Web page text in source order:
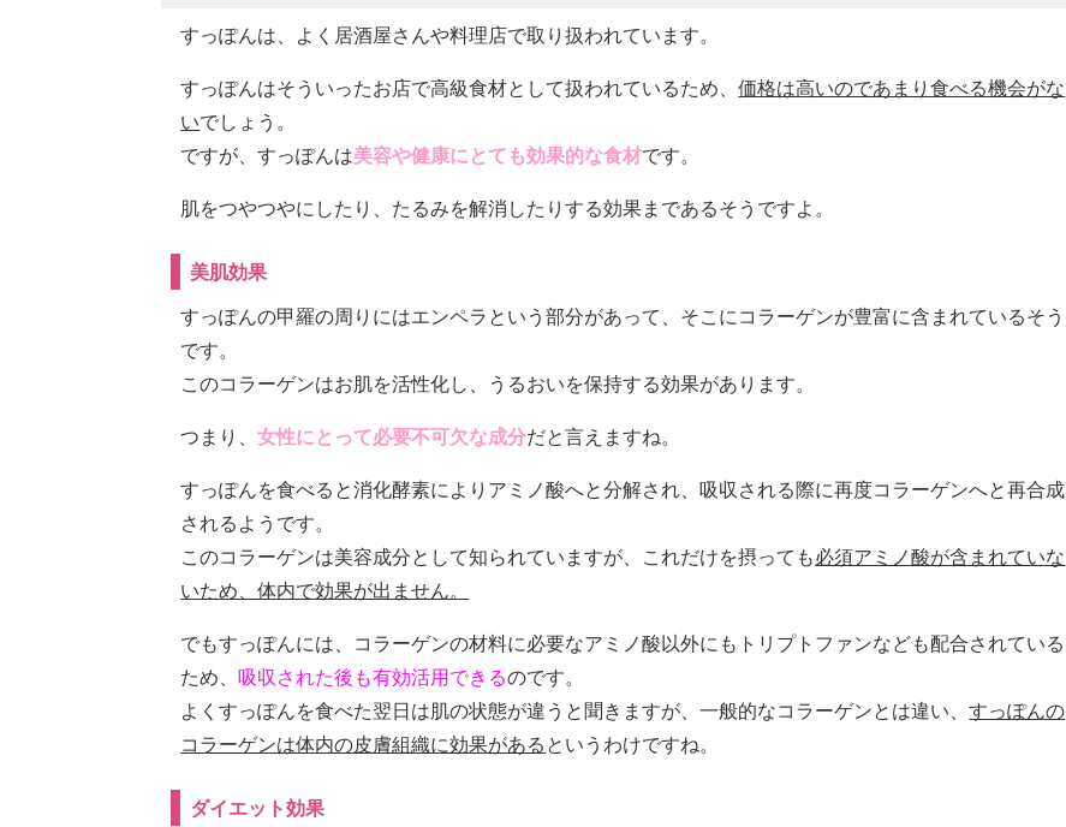
すっぽんは、よく居酒屋さんや料理店で取り扱われています。
すっぽんはそういったお店で高級食材として扱われているため、価格は高いのであまり食べる機会がな
いでしょう。
ですが、すっぽんは美容や健康にとても効果的な食材です。
肌をつやつやにしたり、たるみを解消したりする効果まであるそうですよ。
美肌効果
すっぽんの甲羅の周りにはエンペラという部分があって、そこにコラーゲンが豊富に含まれているそう
です。
このコラーゲンはお肌を活性化し、うるおいを保持する効果があります。
つまり、女性にとって必要不可欠な成分だと言えますね。
すっぽんを食べると消化酵素によりアミノ酸へと分解され、吸収される際に再度コラーゲンへと再合成
されるようです。
このコラーゲンは美容成分として知られていますが、これだけを摂っても必須アミノ酸が含まれていな
いため、体内で効果が出ません。
でもすっぽんには、コラーゲンの材料に必要なアミノ酸以外にもトリプトファンなども配合されている
ため、吸収された後も有効活用できるのです。
よくすっぽんを食べた翌日は肌の状態が違うと聞きますが、一般的なコラーゲンとは違い、すっぽんの
コラーゲンは体内の皮膚組織に効果があるというわけですね。
ダイエット効果